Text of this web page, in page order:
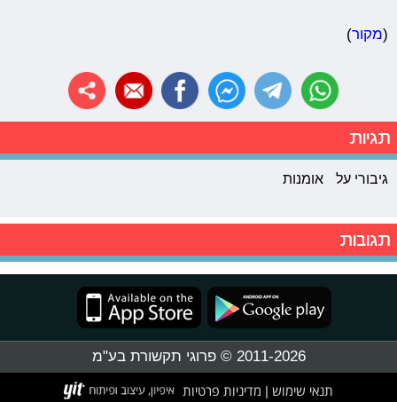
(מקור)
תגיות
גיבורי על אומנות
תגובות
2011-2026 © פרוגי תקשורת בע"מ
תנאי שימוש מדיניות פרטיות